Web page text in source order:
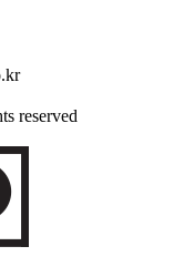
reserved